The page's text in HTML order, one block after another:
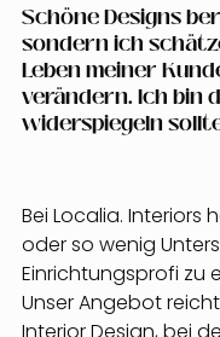
Schöne Designs
sondern ich
Leben meiner
verändern. Ich bin
widerspiegeln
Bei Localia. Interiors
oder so wenig
Einrichtungsprofi zu
Unser Angebot
Interior Design, bei